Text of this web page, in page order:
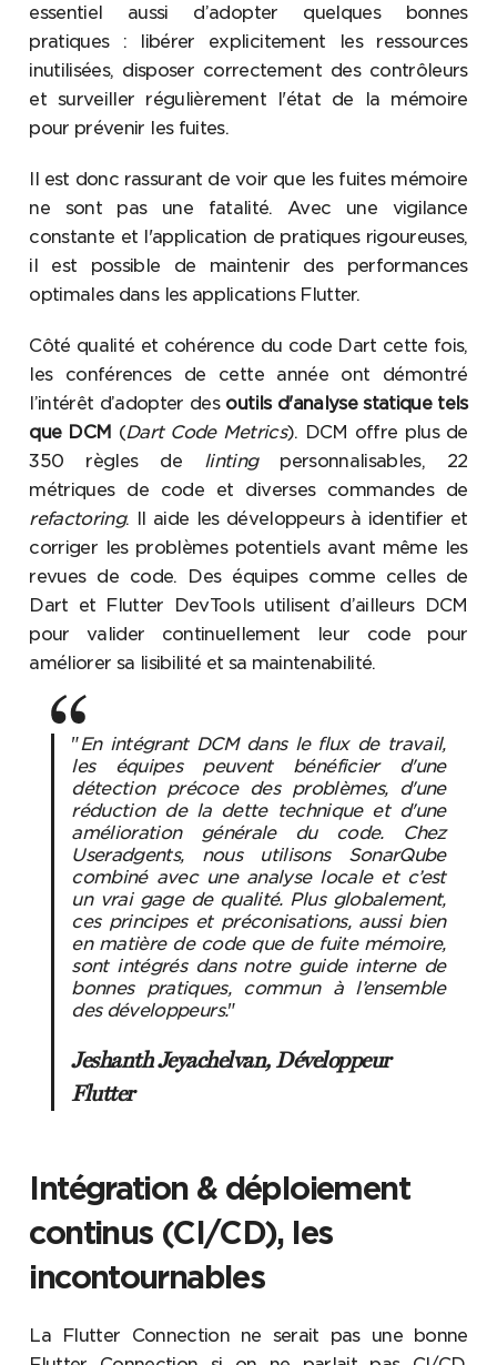
essentiel aussi d’adopter quelques bonnes
pratiques : libérer explicitement les ressources
inutilisées, disposer correctement des contrôleurs
et surveiller régulièrement l'état de la mémoire
pour prévenir les fuites.
Il est donc rassurant de voir que les fuites mémoire
ne sont pas une fatalité. Avec une vigilance
constante et l'application de pratiques rigoureuses,
il est possible de maintenir des performances
optimales dans les applications Flutter.
Côté qualité et cohérence du code Dart cette fois,
les conférences de cette année ont démontré
l’intérêt d’adopter des outils d'analyse statique tels
que DCM (Dart Code Metrics). DCM offre plus de
350 règles de lintingpersonnalisables, 22
métriques de code et diverses commandes de
refactoring. Il aide les développeurs à identifier et
corriger les problèmes potentiels avant même les
revues de code. Des équipes comme celles de
Dart et Flutter DevTools utilisent d’ailleurs DCM
pour valider continuellement leur code pour
améliorer sa lisibilité et sa maintenabilité.
"En intégrant DCM dans le flux de travail,
les équipes peuvent bénéficier d'une
détection précoce des problèmes, d'une
réduction de la dette technique et d'une
amélioration générale du code. Chez
Useradgents, nous utilisons SonarQube
combiné avec une analyse locale et c’est
un vrai gage de qualité. Plus globalement,
ces principes et préconisations, aussi bien
en matière de code que de fuite mémoire,
sont intégrés dans notre guide interne de
bonnes pratiques, commun à l’ensemble
des développeurs."
Jeshanth Jeyachelvan, Développeur
Flutter
Intégration & déploiement
continus (CI/CD), les
incontournables
La Flutter Connection ne serait pas une bonne